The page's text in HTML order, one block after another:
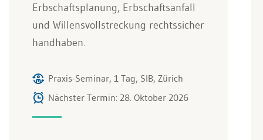
Erbschaftsplanung, Erbschaftsanfall
und Willensvollstreckung rechtssicher
handhaben.
Praxis-Seminar, 1 Tag, SIB, Zürich
Nächster Termin: 28. Oktober 2026